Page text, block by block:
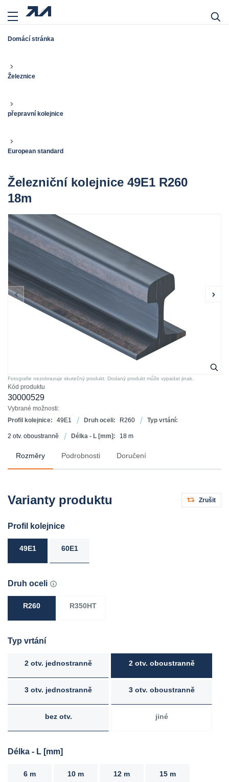
Domácí stránka
Železnice
přepravní kolejnice
European standard
Železniční kolejnice 49E1 R260
18m
Kód produktu
30000529
Vybrané možnosti:
Profil kolejnice:
49E1 Druh oceli: R260 Typ vrtání:
2 otv. oboustranně Délka - L [mm]: 18 m
Fotografie nezobrazuje skutečný produkt. Dodaný produkt může vypadat jinak.
Rozměry Podrobnosti Doručení
Varianty produktu Zrušit
Profil kolejnice
49E1 60E1
Druh oceli
R260 R350HT
Typ vrtání
2 otv. jednostranně 2 otv. oboustranně
3 otv. jednostranně 3 otv. oboustranně
bez otv. jiné
Délka - L [mm]
6 m 10 m 12 m 15 m